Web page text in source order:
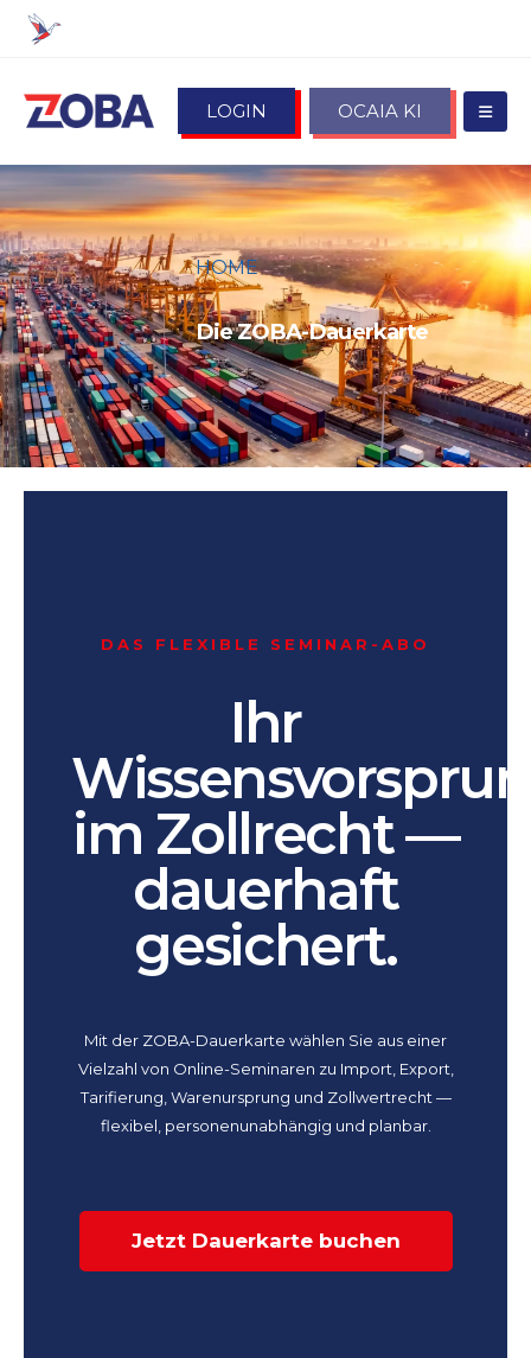
LOGIN OCAIA KI
HOME
DIE ZOBA-DAUERKARTE
Die ZOBA-Dauerkarte
DAS FLEXIBLE SEMINAR-ABO
Ihr
im Zollrecht —
dauerhaft
gesichert.
Mit der ZOBA-Dauerkarte wählen Sie aus einer
Vielzahl von Online-Seminaren zu Import, Export,
Tarifierung, Warenursprung und Zollwertrecht —
flexibel, personenunabhängig und planbar.
Jetzt Dauerkarte buchen